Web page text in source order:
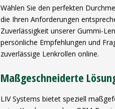
Wählen Sie den perfekten
die Ihren Anforderungen
Zuverlässigkeit unserer Gummi-
persönliche Empfehlungen und
zuverlässige Lenkrollen online.
Maßgeschneiderte
LIV Systems bietet speziell